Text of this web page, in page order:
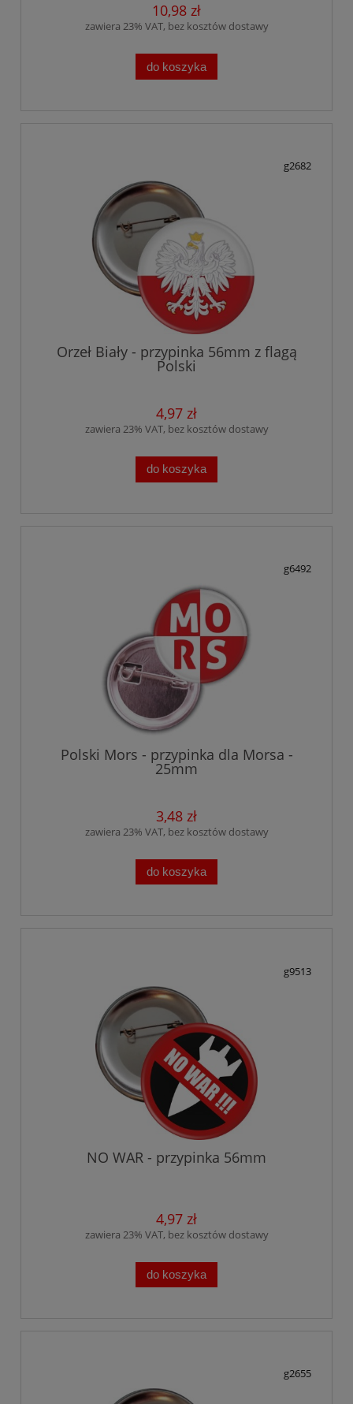
10,98 zł
zawiera 23% VAT, bez kosztów dostawy
do koszyka
g2682
Orzeł Biały - przypinka 56mm z flagą
Polski
4,97 zł
zawiera 23% VAT, bez kosztów dostawy
do koszyka
g6492
Polski Mors - przypinka dla Morsa -
25mm
3,48 zł
zawiera 23% VAT, bez kosztów dostawy
do koszyka
g9513
NO WAR - przypinka 56mm
4,97 zł
zawiera 23% VAT, bez kosztów dostawy
do koszyka
g2655